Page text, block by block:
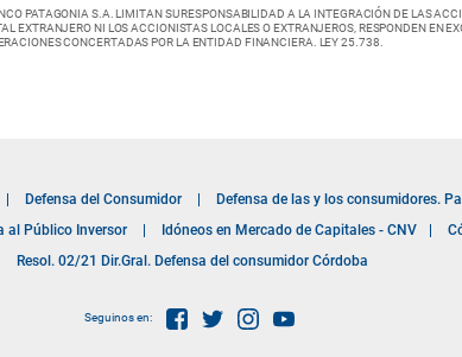
PATAGONIA S.A. LIMITAN SU RESPONSABILIDAD A LA INTEGRACIÓN DE LAS
EXTRANJERO NI LOS ACCIONISTAS LOCALES O EXTRANJEROS, RESPONDEN EN
CONCERTADAS POR LA ENTIDAD FINANCIERA. LEY 25.738.
Defensa del Consumidor Defensa de las y los consumidores.
al Público Inversor Idóneos en Mercado de Capitales - CNV
Resol. 02/21 Dir.Gral. Defensa del consumidor Córdoba
Seguinos en: